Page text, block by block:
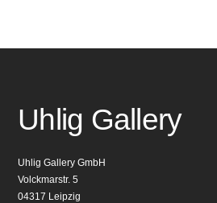
Uhlig Gallery
Uhlig Gallery GmbH
Volckmarstr. 5
04317 Leipzig